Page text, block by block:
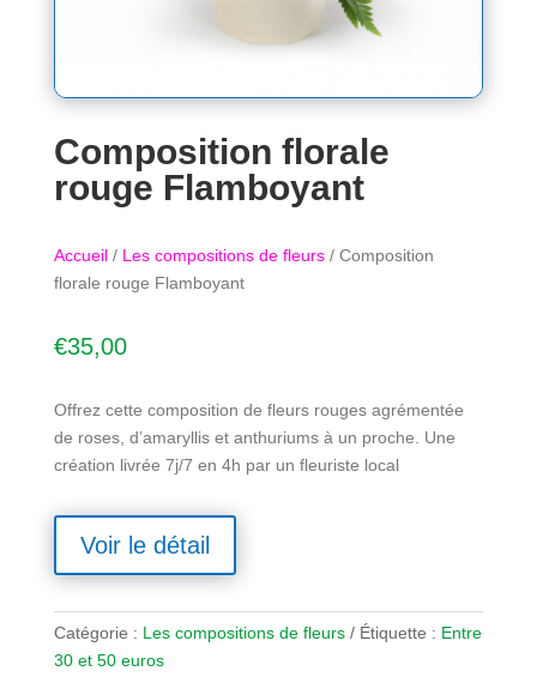
Composition florale
rouge Flamboyant
Accueil/ Les compositions de fleurs/ Composition
florale rouge Flamboyant
€35,00
Offrez cette composition de fleurs rouges agrémentée
de roses, d’amaryllis et anthuriums à un proche. Une
création livrée 7j/7 en 4h par un fleuriste local
Voir le détail
Catégorie : Les compositions de fleurs Étiquette : Entre
30 et 50 euros